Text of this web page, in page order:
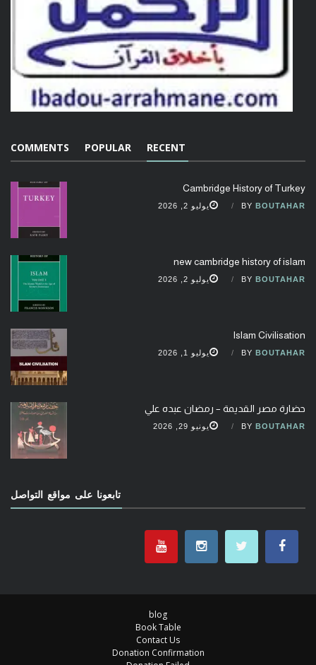
RECENT
POPULAR
COMMENTS
Cambridge History of Turkey
BY BOUTAHAR يوليو 2, 2026
new cambridge history of islam
BY BOUTAHAR يوليو 2, 2026
Islam Civilisation
BY BOUTAHAR يوليو 1, 2026
حضارة مصر القديمة – رمضان عبده علي
BY BOUTAHAR يونيو 29, 2026
تابعونا على مواقع التواصل
blog
Book Table
Contact Us
Donation Confirmation